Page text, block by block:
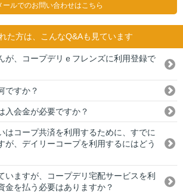
ールでのお問い合わせはこちら
た方は、こんなQ&Aも見ています
が、コープデリｅフレンズに利用登録で
ですか？
入会金が必要ですか？
はコープ共済を利用するために、すでに
が、デイリーコープを利用するにはどう
いますが、コープデリ宅配サービスを利
金を払う必要はありますか？